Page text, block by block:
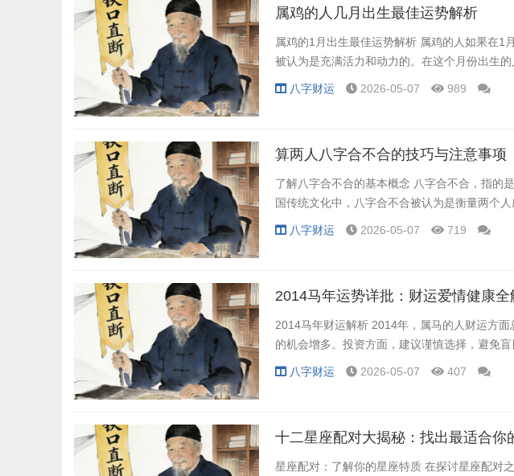
属鸡的人几月出生最佳运势解析
属鸡的1月出生最佳运势解析 属鸡的人如果在1
被认为是充满活力和动力的。在这个月份出生
八字财运 2026-05-07 989
算两人八字合不合的技巧与注意事项
了解八字合不合的基本概念 八字合不合，指的
国传统文化中，八字合不合被认为是衡量两个
八字财运 2026-05-07 719
2014马年运势详批：财运爱情健康全
2014马年财运解析 2014年，属马的人财运方
的机会增多。投资方面，建议谨慎选择，避免
八字财运 2026-05-07 407
十二星座配对大揭秘：找出最适合你
星座配对：了解你的星座特质 在探讨星座配对